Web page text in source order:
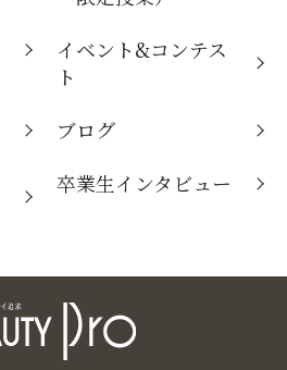
イベント&コンテス
ト
ブログ
卒業生インタビュー